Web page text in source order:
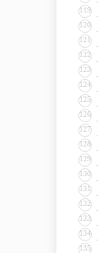
119
120
121
122
123
124
125
126
127
128
129
130
131
132
133
134
135